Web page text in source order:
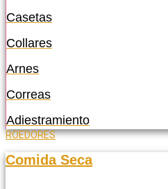
Casetas
Collares
Arnes
Correas
Adiestramiento
ROEDORES
Comida Seca